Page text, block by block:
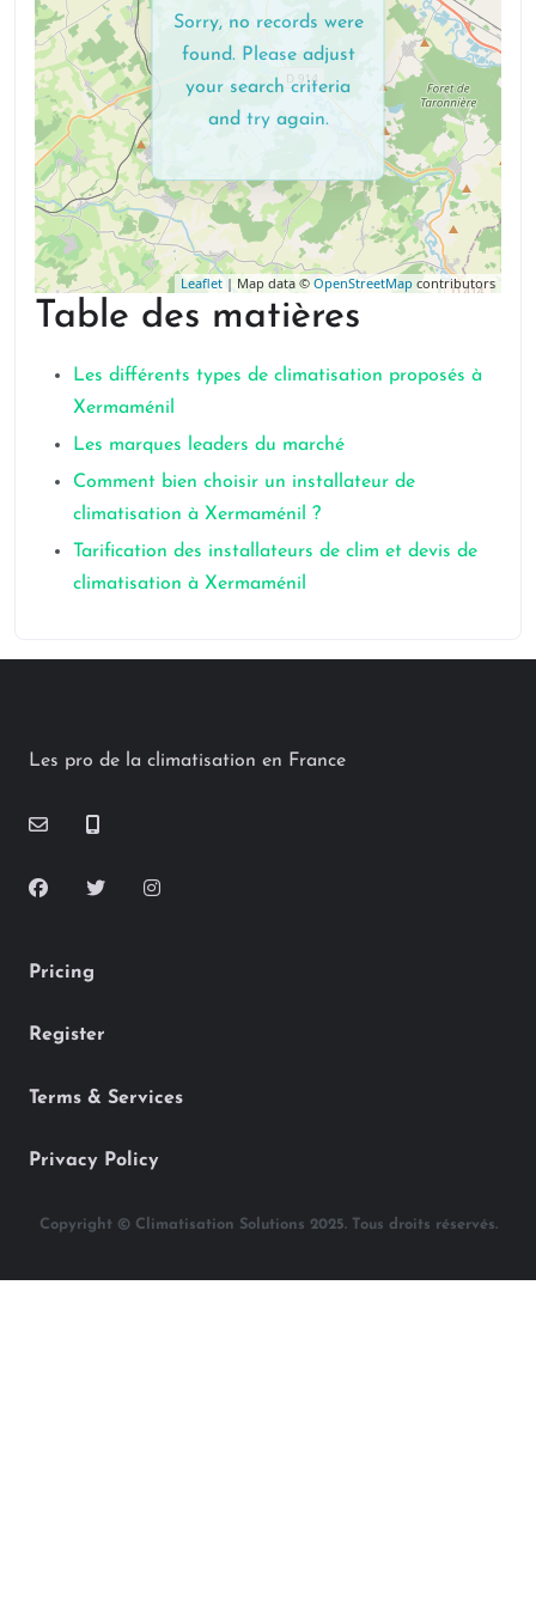
Leaflet | Map data © OpenStreetMap contributors
Sorry, no records were
found. Please adjust
your search criteria
and try again.
Table des matières
Les différents types de climatisation proposés à
Xermaménil
Les marques leaders du marché
Comment bien choisir un installateur de
climatisation à Xermaménil ?
Tarification des installateurs de clim et devis de
climatisation à Xermaménil
Les pro de la climatisation en France
Pricing
Register
Terms & Services
Privacy Policy
Copyright © Climatisation Solutions 2025. Tous droits réservés.